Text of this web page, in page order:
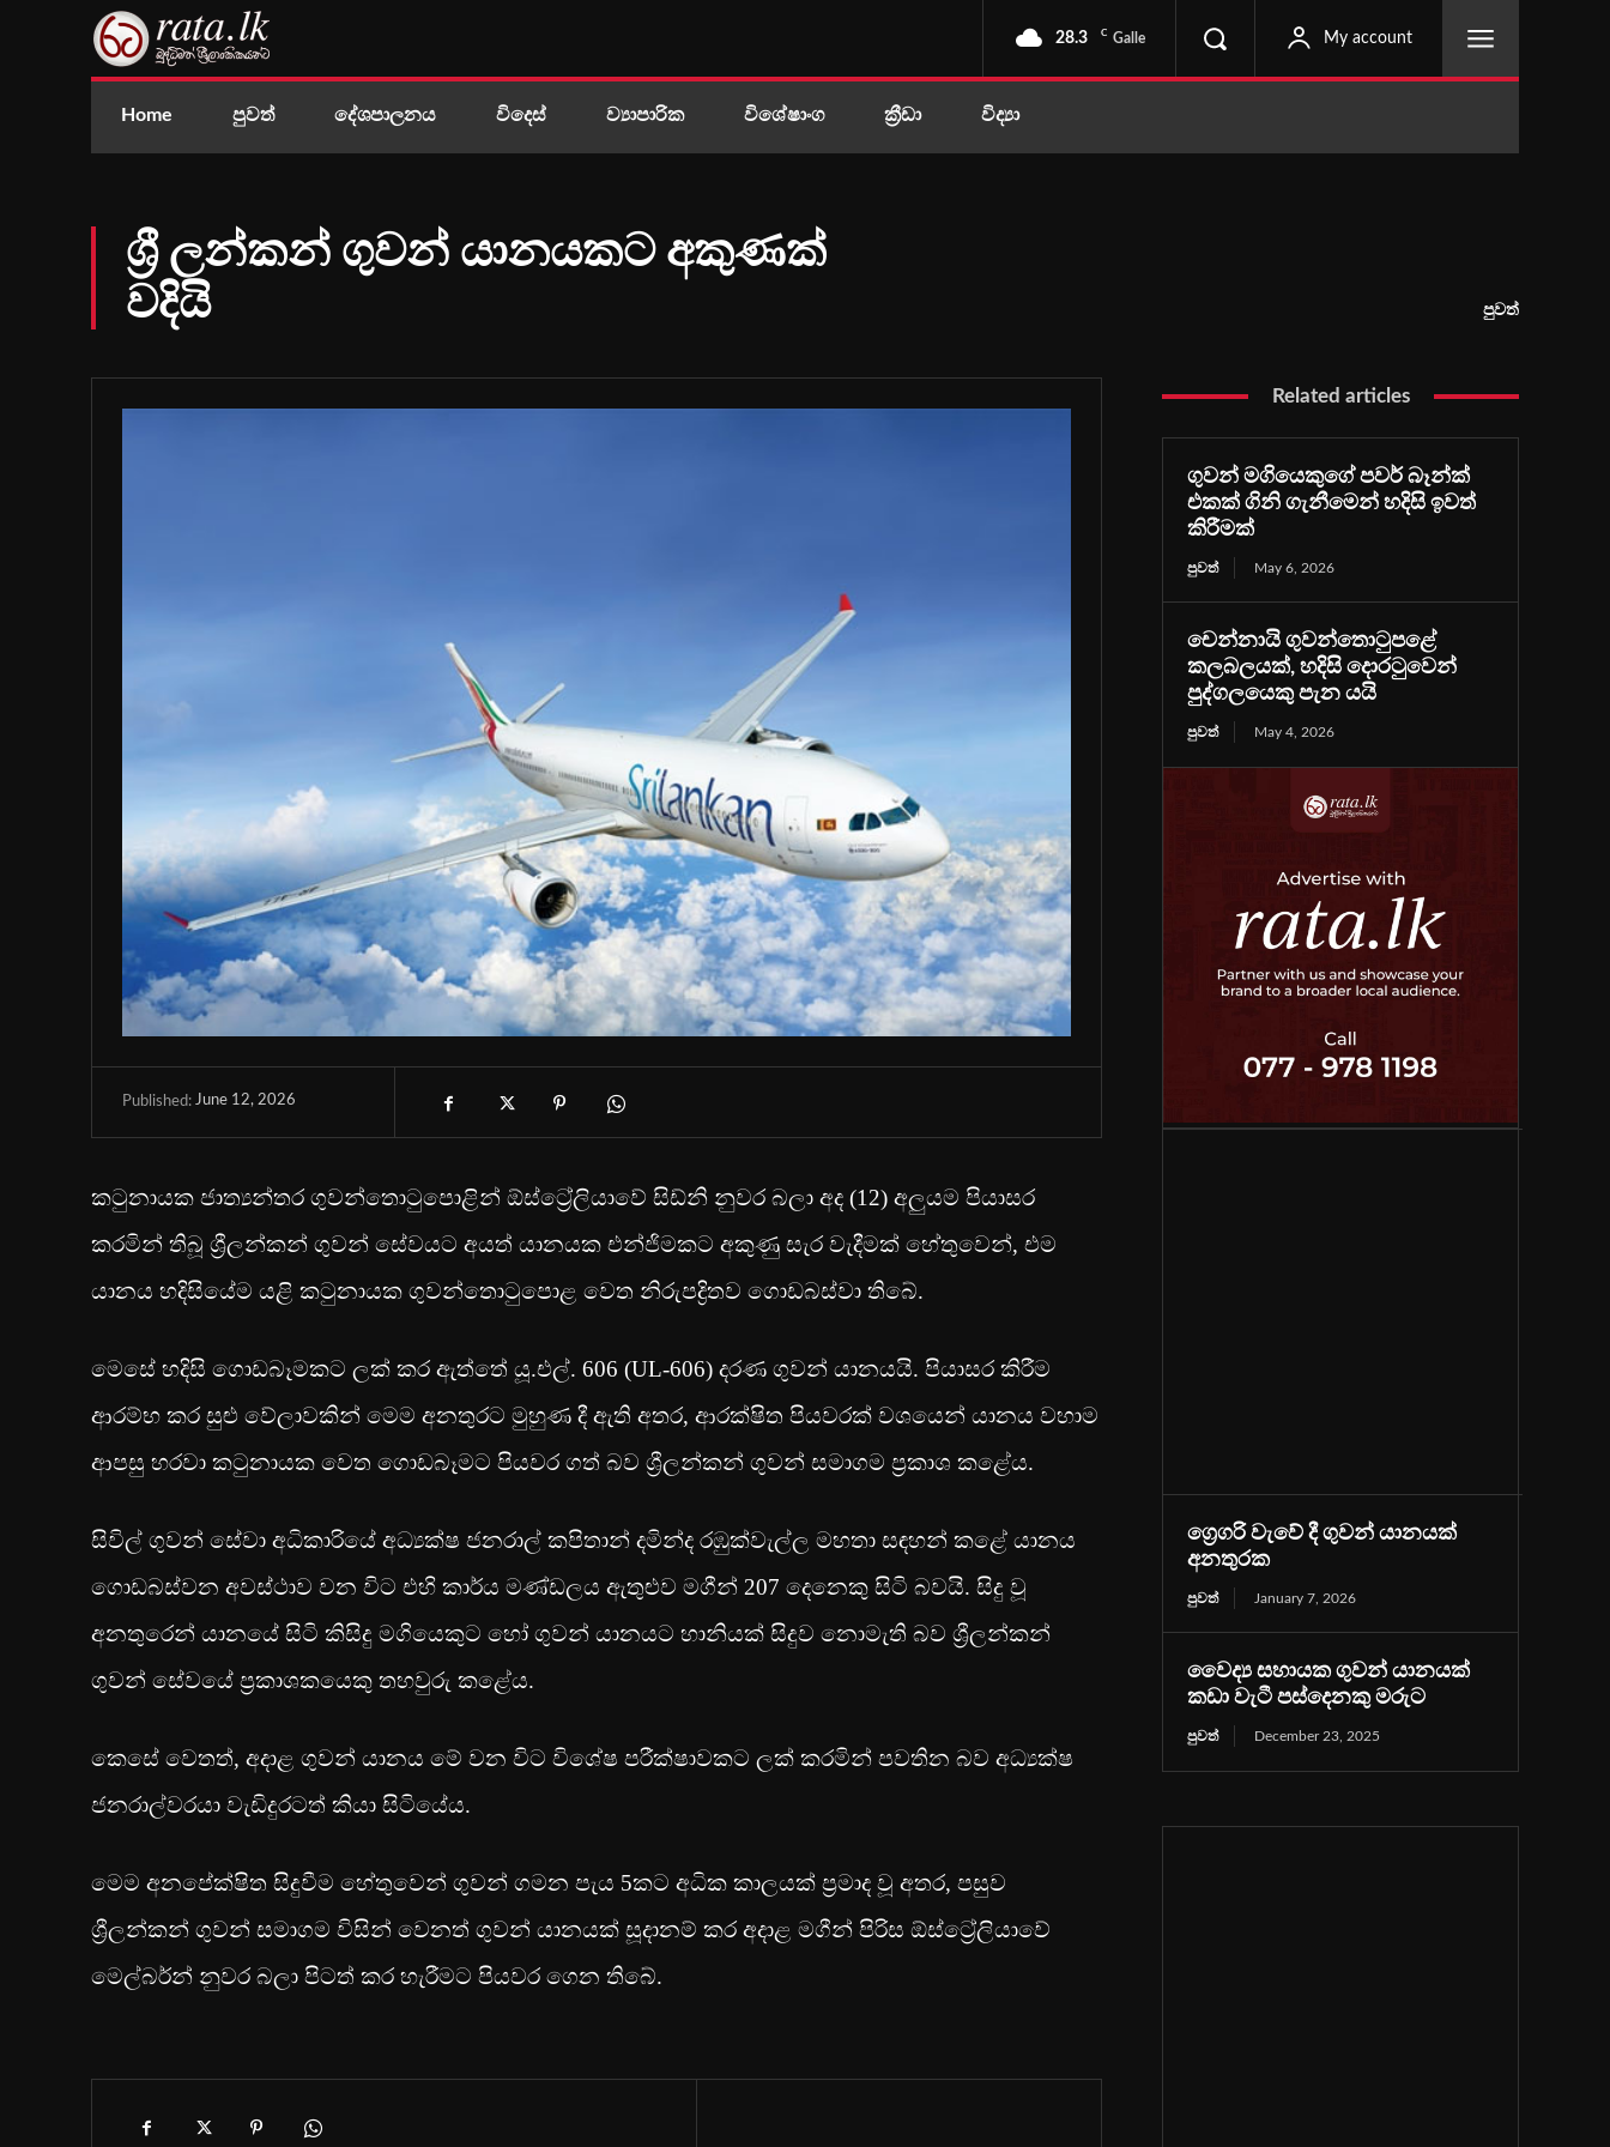
28.3 C Galle My account
Home පුවත් දේශපාලනය විදෙස් ව්‍යාපාරික විශේෂාංග ක්‍රීඩා විද්‍යා
ශ්‍රී ලන්කන් ගුවන් යානයකට අකුණක්
වදියි
පුවත්
Published: June 12, 2026
කටුනායක ජාත්‍යන්තර ගුවන්තොටුපොළින් ඕස්ට්‍රේලියාවේ සිඩ්නි නුවර බලා අද (12) අලුයම පියාසර
කරමින් තිබූ ශ්‍රීලන්කන් ගුවන් සේවයට අයත් යානයක එන්ජිමකට අකුණු සැර වැදීමක් හේතුවෙන්, එම
යානය හදිසියේම යළි කටුනායක ගුවන්තොටුපොළ වෙත නිරුපද්‍රිතව ගොඩබස්වා තිබේ.
මෙසේ හදිසි ගොඩබෑමකට ලක් කර ඇත්තේ යූ.එල්. 606 (UL-606) දරණ ගුවන් යානයයි. පියාසර කිරීම
ආරම්භ කර සුළු වේලාවකින් මෙම අනතුරට මුහුණ දී ඇති අතර, ආරක්ෂිත පියවරක් වශයෙන් යානය වහාම
ආපසු හරවා කටුනායක වෙත ගොඩබෑමට පියවර ගත් බව ශ්‍රීලන්කන් ගුවන් සමාගම ප්‍රකාශ කළේය.
සිවිල් ගුවන් සේවා අධිකාරියේ අධ්‍යක්ෂ ජනරාල් කපිතාන් දමින්ද රඹුක්වැල්ල මහතා සඳහන් කළේ යානය
ගොඩබස්වන අවස්ථාව වන විට එහි කාර්ය මණ්ඩලය ඇතුළුව මගීන් 207 දෙනෙකු සිටි බවයි. සිදු වූ
අනතුරෙන් යානයේ සිටි කිසිදු මගියෙකුට හෝ ගුවන් යානයට හානියක් සිදුව නොමැති බව ශ්‍රීලන්කන්
ගුවන් සේවයේ ප්‍රකාශකයෙකු තහවුරු කළේය.
කෙසේ වෙතත්, අදාළ ගුවන් යානය මේ වන විට විශේෂ පරීක්ෂාවකට ලක් කරමින් පවතින බව අධ්‍යක්ෂ
ජනරාල්වරයා වැඩිදුරටත් කියා සිටියේය.
මෙම අනපේක්ෂිත සිදුවීම හේතුවෙන් ගුවන් ගමන පැය 5කට අධික කාලයක් ප්‍රමාද වූ අතර, පසුව
ශ්‍රීලන්කන් ගුවන් සමාගම විසින් වෙනත් ගුවන් යානයක් සූදානම් කර අදාළ මගීන් පිරිස ඕස්ට්‍රේලියාවේ
මෙල්බර්න් නුවර බලා පිටත් කර හැරීමට පියවර ගෙන තිබේ.
Related articles
ගුවන් මගියෙකුගේ පවර් බෑන්ක්
එකක් ගිනි ගැනීමෙන් හදිසි ඉවත්
කිරීමක්
පුවත් May 6, 2026
චෙන්නායි ගුවන්තොටුපළේ
කලබලයක්, හදිසි දොරටුවෙන්
පුද්ගලයෙකු පැන යයි
පුවත් May 4, 2026
ග්‍රෙගරි වැවේ දී ගුවන් යානයක්
අනතුරක
පුවත් January 7, 2026
වෛද්‍ය සහායක ගුවන් යානයක්
කඩා වැටී පස්දෙනකු මරුට
පුවත් December 23, 2025